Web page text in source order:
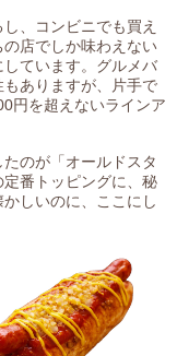
、コンビニでも買え
店でしか味わえない
ています。グルメバ
ありますが、片手で
円を超えないラインア
のが「オールドスタ
番トッピングに、秘
しいのに、ここにし